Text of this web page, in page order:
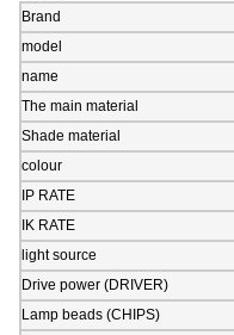
Brand
model
name
The main material
Shade material
colour
IP RATE
IK RATE
light source
Drive power (DRIVER)
Lamp beads (CHIPS)